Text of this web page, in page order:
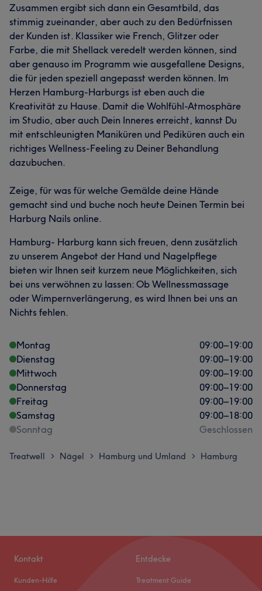
Zusammen ergibt sich dann ein Gesamtbild, das
stimmig zueinander, aber auch zu den Bedürfnissen
der Kunden ist. Klassiker wie French, Glitzer oder
Farbe, die mit Shellack veredelt werden können, sind
aber genauso im Programm wie ausgefallene Designs,
die für jeden speziell angepasst werden können. Im
Herzen Hamburg-Harburgs ist eben auch die
Kreativität zu Hause. Damit die Wohlfühl-Atmosphäre
im Studio, aber auch Dein Inneres erreicht, kannst Du
mit entschleunigten Maniküren und Pediküren auch ein
richtiges Wellness-Feeling zu Deiner Behandlung
dazubuchen.
Zeige, für was für welche Gemälde deine Hände
gemacht sind und buche noch heute Deinen Termin bei
Harburg Nails online.
Hamburg- Harburg kann sich freuen, denn zusätzlich
zu unserem Angebot der Hand und Nagelpflege
bieten wir Ihnen seit kurzem neue Möglichkeiten, sich
bei uns verwöhnen zu lassen: Ob Wellnessmassage
oder Wimpernverlängerung, es wird Ihnen bei uns an
Nichts fehlen.
Montag 09:00–19:00
Dienstag
09:00–19:00
Mittwoch
09:00–19:00
Donnerstag
09:00–19:00
Freitag
09:00–19:00
Samstag
09:00–18:00
Sonntag
Geschlossen
Treatwell > Nägel > Hamburg und Umland > Hamburg
Kontakt
Kunden-Hilfe
Entdecke
Treatment Guide